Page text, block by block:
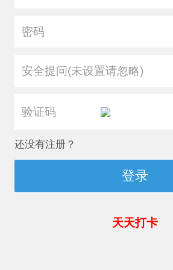
安全提问(未设置请忽略)
还没有注册？
登录
天天打卡